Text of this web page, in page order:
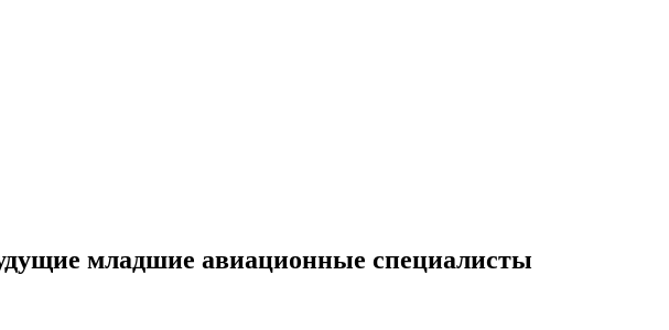
младшие авиационные специалисты